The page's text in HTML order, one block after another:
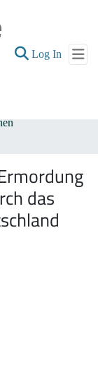
Log In (current)
das